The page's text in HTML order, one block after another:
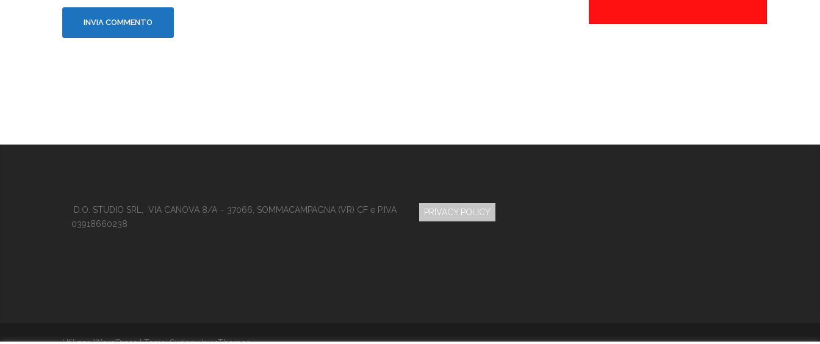
D.O. STUDIO SRL, VIA CANOVA 8/A – 37066, SOMMACAMPAGNA (VR) CF e P.IVA
03918660238
PRIVACY POLICY